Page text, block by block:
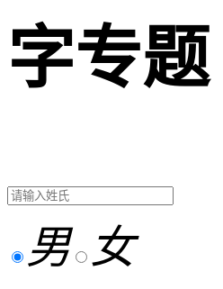
字专题
男 女